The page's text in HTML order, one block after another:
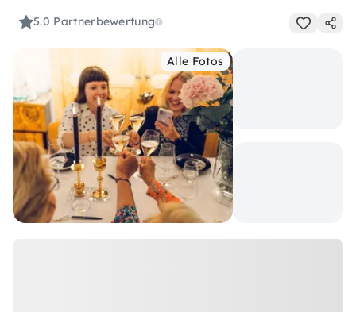
5.0 Partnerbewertung
Alle Fotos